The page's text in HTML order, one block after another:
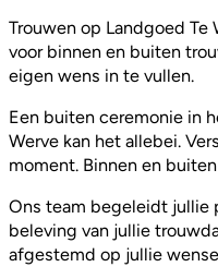
Trouwen op Landgoed
voor binnen en buiten
eigen wens in te vullen.
Een buiten ceremonie in
Werve kan het allebei.
moment. Binnen en
Ons team begeleidt jullie
beleving van jullie
afgestemd op jullie